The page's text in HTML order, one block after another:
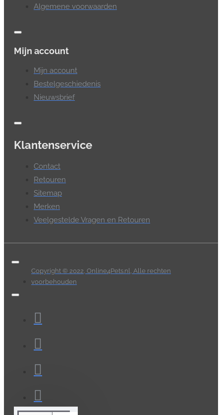
Algemene voorwaarden
Mijn account
Mijn account
Bestelgeschiedenis
Nieuwsbrief
Klantenservice
Contact
Retouren
Sitemap
Merken
Veelgestelde Vragen en Retouren
Copyright © 2022, Online4Pets.nl, Alle rechten
voorbehouden